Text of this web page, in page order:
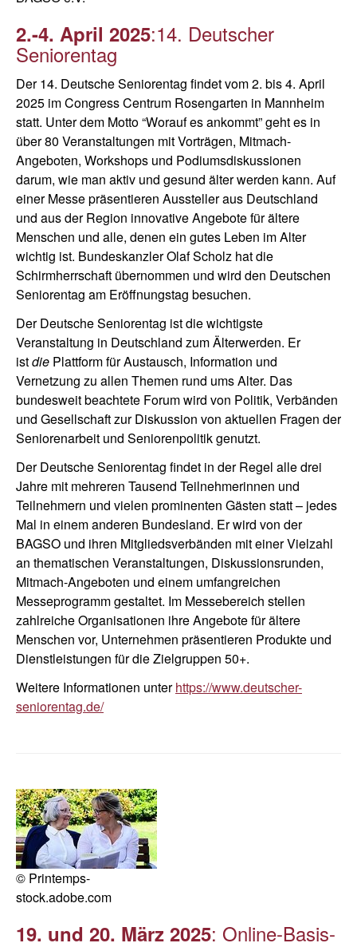
2.-4. April 2025:14. Deutscher
Seniorentag
Der 14. Deutsche Seniorentag findet vom 2. bis 4. April
2025 im Congress Centrum Rosengarten in Mannheim
statt. Unter dem Motto “Worauf es ankommt” geht es in
über 80 Veranstaltungen mit Vorträgen, Mitmach-
Angeboten, Workshops und Podiumsdiskussionen
darum, wie man aktiv und gesund älter werden kann. Auf
einer Messe präsentieren Aussteller aus Deutschland
und aus der Region innovative Angebote für ältere
Menschen und alle, denen ein gutes Leben im Alter
wichtig ist. Bundeskanzler Olaf Scholz hat die
Schirmherrschaft übernommen und wird den Deutschen
Seniorentag am Eröffnungstag besuchen.
Der Deutsche Seniorentag ist die wichtigste
Veranstaltung in Deutschland zum Älterwerden. Er
istdie Plattform für Austausch, Information und
Vernetzung zu allen Themen rund ums Alter. Das
bundesweit beachtete Forum wird von Politik, Verbänden
und Gesellschaft zur Diskussion von aktuellen Fragen der
Seniorenarbeit und Seniorenpolitik genutzt.
Der Deutsche Seniorentag findet in der Regel alle drei
Jahre mit mehreren Tausend Teilnehmerinnen und
Teilnehmern und vielen prominenten Gästen statt – jedes
Mal in einem anderen Bundesland. Er wird von der
BAGSO und ihren Mitgliedsverbänden mit einer Vielzahl
an thematischen Veranstaltungen, Diskussionsrunden,
Mitmach-Angeboten und einem umfangreichen
Messeprogramm gestaltet. Im Messebereich stellen
zahlreiche Organisationen ihre Angebote für ältere
Menschen vor, Unternehmen präsentieren Produkte und
Dienstleistungen für die Zielgruppen 50+.
Weitere Informationen unterhttps://www.deutscher-
seniorentag.de/
© Printemps-
stock.adobe.com
19. und 20. März 2025: Online-Basis-